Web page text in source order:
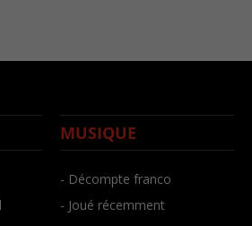
MUSIQUE
- Décompte franco
- Joué récemment